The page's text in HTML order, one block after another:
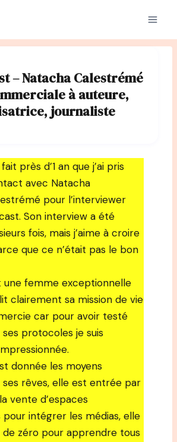
– Natacha Calestrémé
à auteure,
journaliste
près d’1 an que j’ai pris
avec Natacha
pour l’interviewer
Son interview a été
fois, mais j’aime à croire
que ce n’était pas le bon
une femme exceptionnelle
clairement sa mission de vie
car pour avoir testé
ses protocoles je suis
donnée les moyens
ses rêves, elle est entrée par
vente d’espaces
pour intégrer les médias, elle
zéro pour apprendre tous